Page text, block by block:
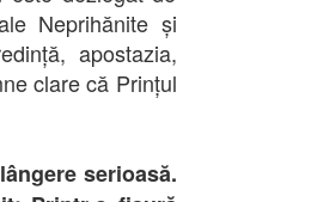
Neprihănite și
apostazia,
clare că Prințul
serioasă.